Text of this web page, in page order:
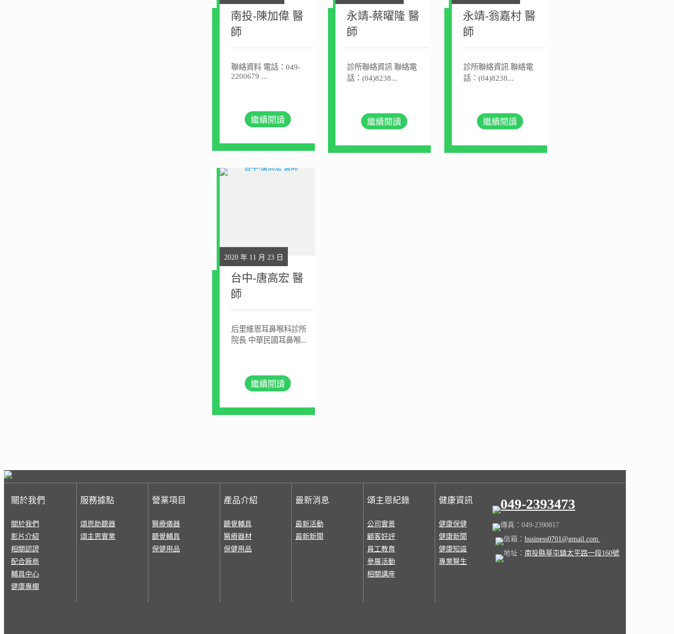
南投-陳加偉 醫
師
聯絡資料 電話：049-
2200679 ...
繼續閱讀
永靖-蔡曜隆 醫
師
診所聯絡資訊 聯絡電
話：(04)8238...
繼續閱讀
永靖-翁嘉村 醫
師
診所聯絡資訊 聯絡電
話：(04)8238...
繼續閱讀
台中-唐高宏 醫
師
后里維恩耳鼻喉科診所
院長 中華民國耳鼻喉...
2020 年 11 月 23 日
繼續閱讀
關於我們
關於我們
影片介紹
相關認證
配合廠商
輔具中心
健康專欄
服務據點
頌恩助聽器
頌主恩實業
營業項目
醫療儀器
聽覺輔具
保健用品
產品介紹
聽覺輔具
醫療器材
保健用品
最新消息
最新活動
最新新聞
頌主恩紀錄
公司實景
顧客好評
員工教育
參展活動
相關講座
健康資訊
健康保健
健康新聞
健康知識
專業醫生
049-2393473
傳真：049-2390817
信箱： business0701@gmail.com
地址： 南投縣草屯鎮太平路一段160號